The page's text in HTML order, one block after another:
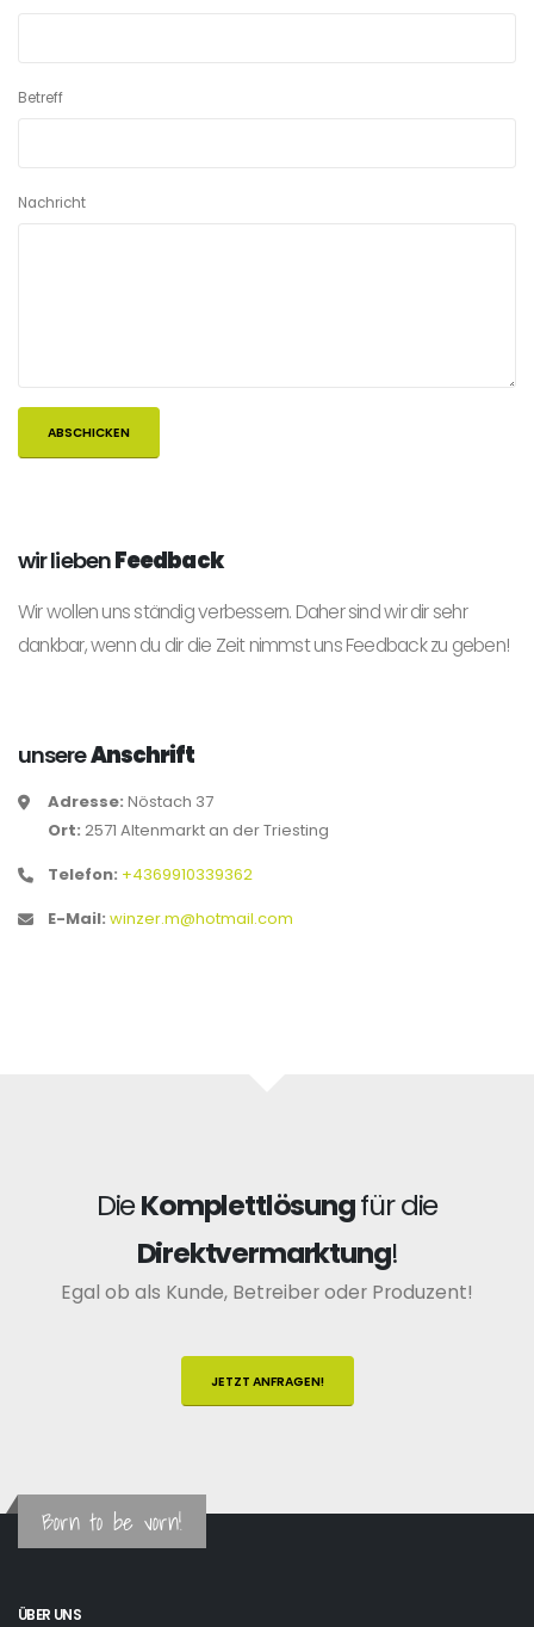
Betreff
Nachricht
wir liebenFeedback
Wir wollen uns ständig verbessern. Daher sind wir dir sehr
dankbar, wenn du dir die Zeit nimmst uns Feedback zu geben!
unsereAnschrift
Adresse: Nöstach 37
Ort: 2571 Altenmarkt an der Triesting
Telefon: +4369910339362
E-Mail: winzer.m@hotmail.com
DieKomplettlösungfür die
Direktvermarktung!
Egal ob als Kunde, Betreiber oder Produzent!
JETZT ANFRAGEN!
Born to be vorn!
ÜBER UNS